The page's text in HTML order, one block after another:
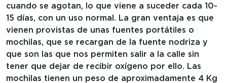
cuando se agotan, lo que viene a suceder cada 10-
15 días, con un uso normal. La gran ventaja es que
vienen provistas de unas fuentes portátiles o
mochilas, que se recargan de la fuente nodriza y
que son las que nos permiten salir a la calle sin
tener que dejar de recibir oxígeno por ello. Las
mochilas tienen un peso de aproximadamente 4 Kg